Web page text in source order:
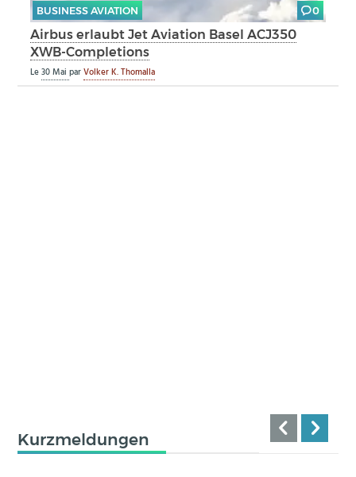
BUSINESS AVIATION 0
Airbus erlaubt Jet Aviation Basel ACJ350
XWB-Completions
Le30 MaiparVolker K. Thomalla
Kurzmeldungen